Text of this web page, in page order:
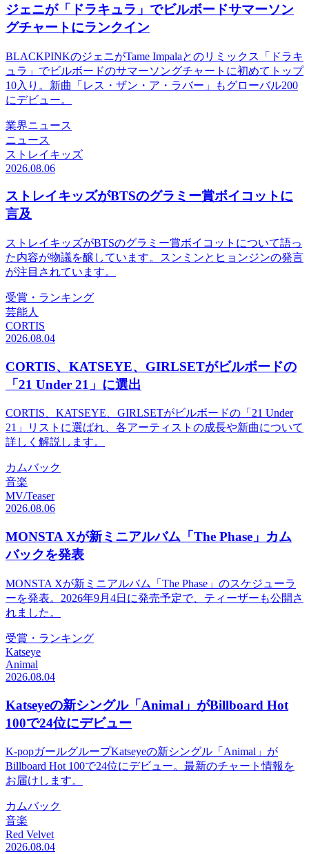
ジェニが「ドラキュラ」でビルボードサマーソン
グチャートにランクイン
BLACKPINKのジェニがTame Impalaとのリミックス「ドラキ
ュラ」でビルボードのサマーソングチャートに初めてトップ
10入り。新曲「レス・ザン・ア・ラバー」もグローバル200
にデビュー。
業界ニュース
ニュース
ストレイキッズ
2026.08.06
ストレイキッズがBTSのグラミー賞ボイコットに
言及
ストレイキッズがBTSのグラミー賞ボイコットについて語っ
た内容が物議を醸しています。スンミンとヒョンジンの発言
が注目されています。
受賞・ランキング
芸能人
CORTIS
2026.08.04
CORTIS、KATSEYE、GIRLSETがビルボードの
「21 Under 21」に選出
CORTIS、KATSEYE、GIRLSETがビルボードの「21 Under
21」リストに選ばれ、各アーティストの成長や新曲について
詳しく解説します。
カムバック
音楽
MV/Teaser
2026.08.06
MONSTA Xが新ミニアルバム「The Phase」カム
バックを発表
MONSTA Xが新ミニアルバム「The Phase」のスケジューラ
ーを発表。2026年9月4日に発売予定で、ティーザーも公開さ
れました。
受賞・ランキング
Katseye
Animal
2026.08.04
Katseyeの新シングル「Animal」がBillboard Hot
100で24位にデビュー
K-popガールグループKatseyeの新シングル「Animal」が
Billboard Hot 100で24位にデビュー。最新のチャート情報を
お届けします。
カムバック
音楽
Red Velvet
2026.08.04